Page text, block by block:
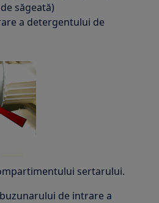
săgeată)
a detergentului de
sertarului.
de intrare a